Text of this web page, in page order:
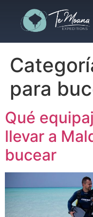
para
Qué
llevar a
bucear